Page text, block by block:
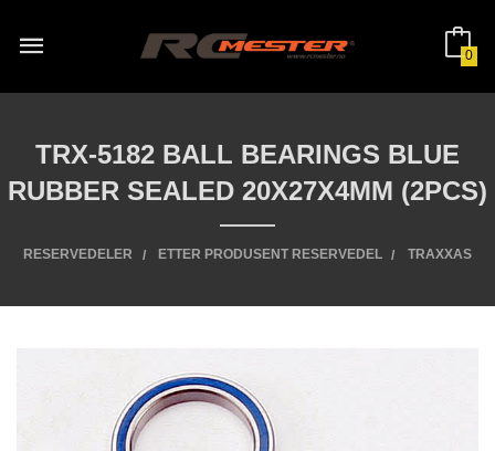
innholdet
0
TRX-5182 BALL BEARINGS BLUE
RUBBER SEALED 20X27X4MM (2PCS)
RESERVEDELER ETTER PRODUSENT RESERVEDEL TRAXXAS